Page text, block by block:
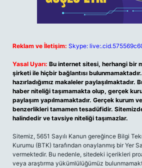
Reklam ve İletişim: Skype:
Yasal Uyarı: Bu internet sitesi, herhangi bir
şirketi ile hiçbir bağlantısı
hazırladığımız makaleler paylaşılmaktadır.
haber niteliği taşımamakta olup, gerçek
paylaşım yapılmamaktadır. Gerçek kurum
benzerlikleri tamamen tesadüfidir.
halindedir ve tavsiye niteliği taşımazlar.
Sitemiz, 5651 Sayılı Kanun gereğince Bilgi
Kurumu (BTK) tarafından onaylanmış bir Yer
vermektedir. Bu nedenle, sitedeki içerikleri
veya araştırma yükümlülüğümüz